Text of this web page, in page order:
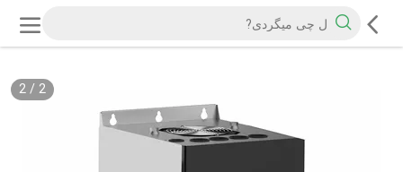
2
/
2